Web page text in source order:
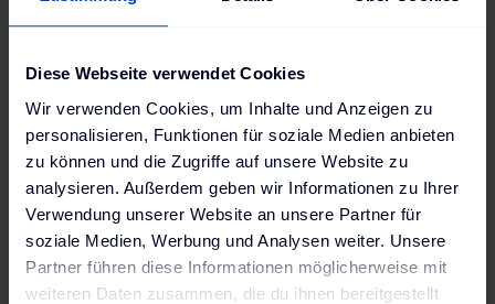
Diese Webseite verwendet Cookies
Wir verwenden Cookies, um Inhalte und Anzeigen zu
personalisieren, Funktionen für soziale Medien anbieten
zu können und die Zugriffe auf unsere Website zu
analysieren. Außerdem geben wir Informationen zu Ihrer
Verwendung unserer Website an unsere Partner für
soziale Medien, Werbung und Analysen weiter. Unsere
Partner führen diese Informationen möglicherweise mit
weiteren Daten zusammen, die du ihnen bereitgestellt
des Netzanschlusses sowie verschiedener
"Das Laden von Elektro-Trucks sowie -
PKWs stellt für uns eine enorme
Herausforderung dar. Sowohl
Schnellladestationen als auch Wallboxen
müssen hinter einem Netzanschluss